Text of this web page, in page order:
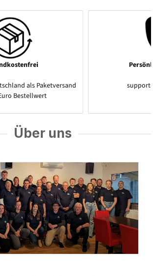
als Paketversand
Bestellwert
Über uns